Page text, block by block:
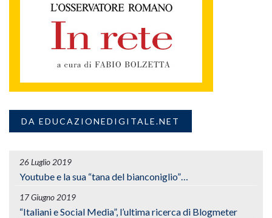
DA EDUCAZIONEDIGITALE.NET
26 Luglio 2019
Youtube e la sua “tana del bianconiglio”…
17 Giugno 2019
“Italiani e Social Media”, l’ultima ricerca di Blogmeter